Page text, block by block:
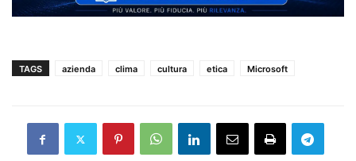
TAGS azienda clima cultura etica Microsoft